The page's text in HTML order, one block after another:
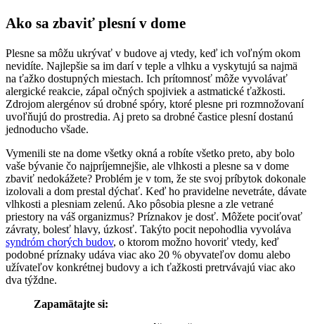
Ako sa zbaviť plesní v dome
Plesne sa môžu ukrývať v budove aj vtedy, keď ich voľným okom
nevidíte. Najlepšie sa im darí v teple a vlhku a vyskytujú sa najmä
na ťažko dostupných miestach. Ich prítomnosť môže vyvolávať
alergické reakcie, zápal očných spojiviek a astmatické ťažkosti.
Zdrojom alergénov sú drobné spóry, ktoré plesne pri rozmnožovaní
uvoľňujú do prostredia. Aj preto sa drobné častice plesní dostanú
jednoducho všade.
Vymenili ste na dome všetky okná a robíte všetko preto, aby bolo
vaše bývanie čo najpríjemnejšie, ale vlhkosti a plesne sa v dome
zbaviť nedokážete? Problém je v tom, že ste svoj príbytok dokonale
izolovali a dom prestal dýchať. Keď ho pravidelne nevetráte, dávate
vlhkosti a plesniam zelenú. Ako pôsobia plesne a zle vetrané
priestory na váš organizmus? Príznakov je dosť. Môžete pociťovať
závraty, bolesť hlavy, úzkosť. Takýto pocit nepohodlia vyvoláva
syndróm chorých budov, o ktorom možno hovoriť vtedy, keď
podobné príznaky udáva viac ako 20 % obyvateľov domu alebo
užívateľov konkrétnej budovy a ich ťažkosti pretrvávajú viac ako
dva týždne.
Zapamätajte si: